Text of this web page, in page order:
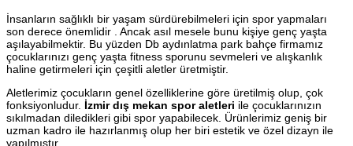
İnsanların sağlıklı bir yaşam sürdürebilmeleri için spor yapmaları
son derece önemlidir . Ancak asıl mesele bunu kişiye genç yaşta
aşılayabilmektir. Bu yüzden Db aydınlatma park bahçe firmamız
çocuklarınızı genç yaşta fitness sporunu sevmeleri ve alışkanlık
haline getirmeleri için çeşitli aletler üretmiştir.
Aletlerimiz çocukların genel özelliklerine göre üretilmiş olup, çok
fonksiyonludur. İzmir dış mekan spor aletleri ile çocuklarınızın
sıkılmadan diledikleri gibi spor yapabilecek. Ürünlerimiz geniş bir
uzman kadro ile hazırlanmış olup her biri estetik ve özel dizayn ile
yapılmıştır.